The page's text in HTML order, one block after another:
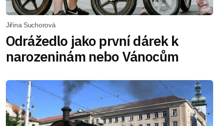
Jiřina Suchorová
Odrážedlo jako první dárek k
narozeninám nebo Vánocům